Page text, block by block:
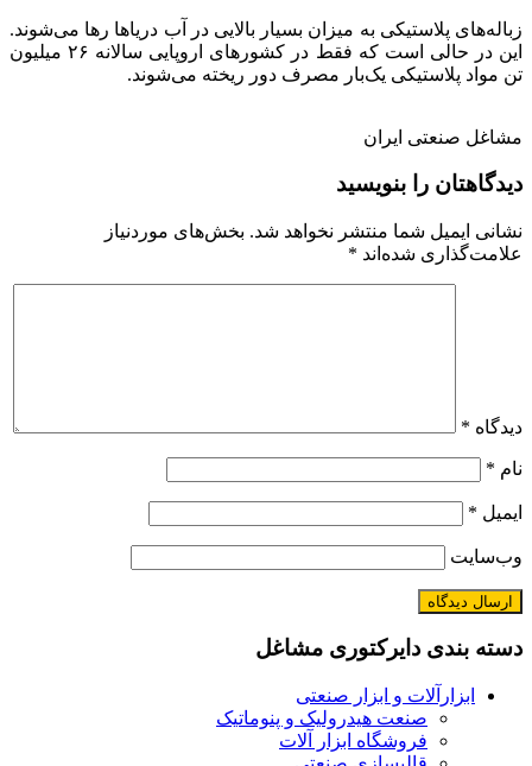
زباله‌های پلاستیکی به میزان بسیار بالایی در آب دریاها رها می‌شوند.
این در حالی است که فقط در کشورهای اروپایی سالانه ۲۶ میلیون
تن مواد پلاستیکی یک‌بار مصرف دور ریخته می‌شوند.
مشاغل صنعتی ایران
دیدگاهتان را بنویسید
نشانی ایمیل شما منتشر نخواهد شد. بخش‌های موردنیاز
علامت‌گذاری شده‌اند *
دیدگاه *
نام *
ایمیل *
وب‌سایت
دسته بندی دایرکتوری مشاغل
ابزارآلات و ابزار صنعتی
صنعت هیدرولیک و پنوماتیک
فروشگاه ابزار آلات